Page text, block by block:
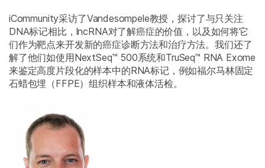
iCommunity采访了Vandesompele教授，探讨了与只关注
DNA标记相比，lncRNA对了解癌症的价值，以及如何将它
们作为靶点来开发新的癌症诊断方法和治疗方法。我们还了
解了他们如使用NextSeq™ 500系统和TruSeq™ RNA Exome
来鉴定高度片段化的样本中的RNA标记，例如福尔马林固定
石蜡包埋（FFPE）组织样本和液体活检。